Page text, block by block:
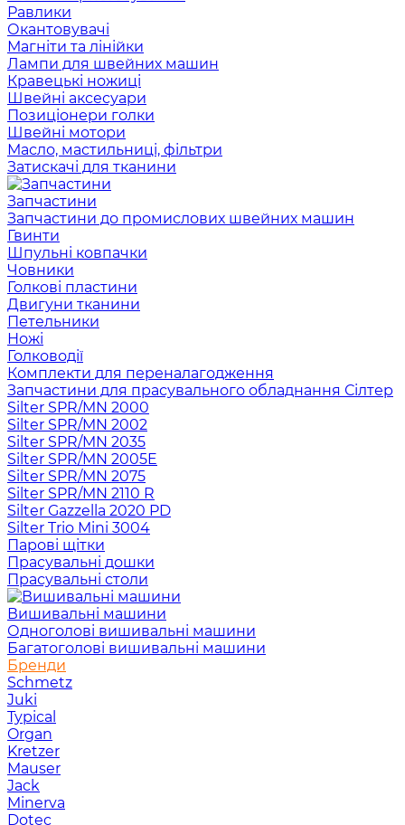
Равлики
Окантовувачі
Магніти та лінійки
Лампи для швейних машин
Кравецькі ножиці
Швейні аксесуари
Позиціонери голки
Швейні мотори
Масло, мастильниці, фільтри
Затискачі для тканини
Запчастини
Запчастини до промислових швейних машин
Гвинти
Шпульні ковпачки
Човники
Голкові пластини
Двигуни тканини
Петельники
Ножі
Голководії
Комплекти для переналагодження
Запчастини для прасувального обладнання Сілтер
Silter SPR/MN 2000
Silter SPR/MN 2002
Silter SPR/MN 2035
Silter SPR/MN 2005E
Silter SPR/MN 2075
Silter SPR/MN 2110 R
Silter Gazzella 2020 PD
Silter Trio Mini 3004
Парові щітки
Прасувальні дошки
Прасувальні столи
Вишивальні машини
Одноголові вишивальні машини
Багатоголові вишивальні машини
Бренди
Schmetz
Juki
Typical
Organ
Kretzer
Mauser
Jack
Minerva
Dotec